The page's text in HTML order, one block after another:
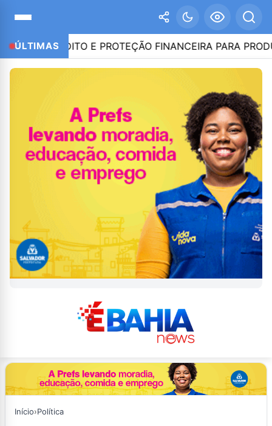
ÚLTIMASE PROTEÇÃO FINANCEIRA PARA PRODUTORES
Início›Política